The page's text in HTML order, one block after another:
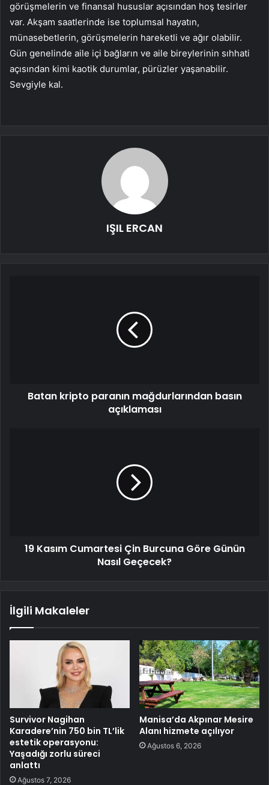
görüşmelerin ve finansal hususlar açısından hoş tesirler
var. Akşam saatlerinde ise toplumsal hayatın,
münasebetlerin, görüşmelerin hareketli ve ağır olabilir.
Gün genelinde aile içi bağların ve aile bireylerinin sıhhati
açısından kimi kaotik durumlar, pürüzler yaşanabilir.
Sevgiyle kal.
IŞIL ERCAN
Batan kripto paranın mağdurlarından basın
açıklaması
19 Kasım Cumartesi Çin Burcuna Göre Günün
Nasıl Geçecek?
İlgili Makaleler
Survivor Nagihan
Karadere’nin 750 bin TL’lik
estetik operasyonu:
Yaşadığı zorlu süreci
anlattı
Ağustos 7, 2026
Manisa’da Akpınar Mesire
Alanı hizmete açılıyor
Ağustos 6, 2026